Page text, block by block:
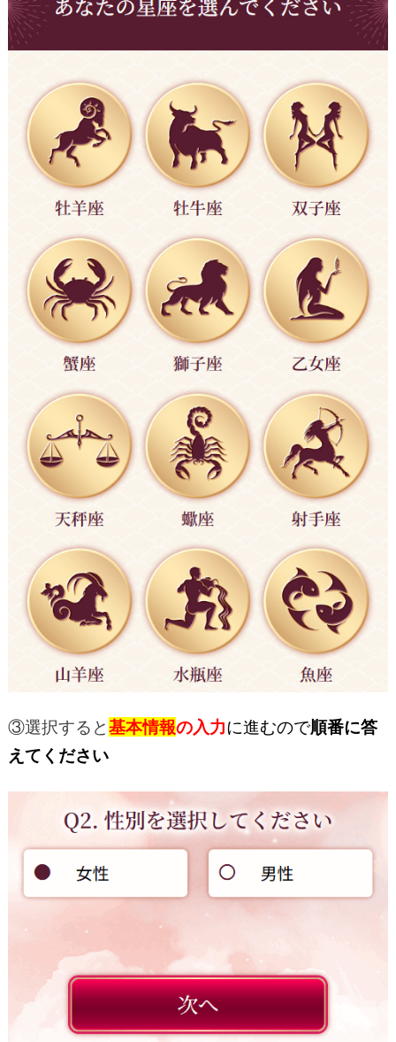
③選択すると基本情報の入力に進むので順番に答
えてください